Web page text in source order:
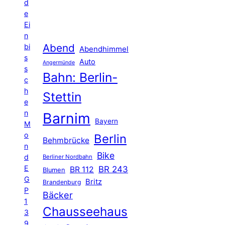
d
e
Ei
n
bi
s
s
c
h
e
n
M
o
n
d
E
G
P
1
3
9
Abend Abendhimmel
Angermünde Auto
Bahn: Berlin-
Stettin
Barnim Bayern
Behmbrücke Berlin
Berliner Nordbahn Bike
Blumen BR 112 BR 243
Brandenburg Britz
Bäcker
Chausseehaus